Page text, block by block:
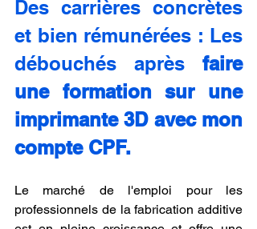
Des carrières concrètes
et bien rémunérées : Les
débouchés après faire
une formation sur une
imprimante 3D avec mon
compte CPF.
Le marché de l'emploi pour les
professionnels de la fabrication additive